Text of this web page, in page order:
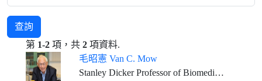
查詢
第 1-2 項，共 2 項資料.
毛昭憲 Van C. Mow
Stanley Dicker Professor of Biomedical Engineering, and Orthopaedic Bioengineering, Columbia University